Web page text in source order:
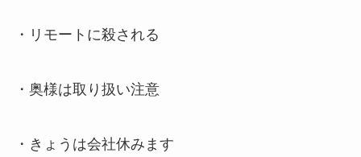
・リモートに殺される
・奥様は取り扱い注意
・きょうは会社休みます